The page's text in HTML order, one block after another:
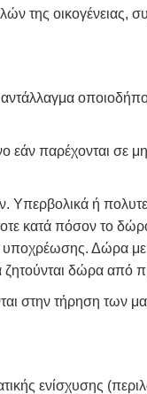
της
παρέχονται σε
Υπερβολικά ή
κατά πόσον το
Δώρα
ζητούνται δώρα από
στην τήρηση των
ενίσχυσης